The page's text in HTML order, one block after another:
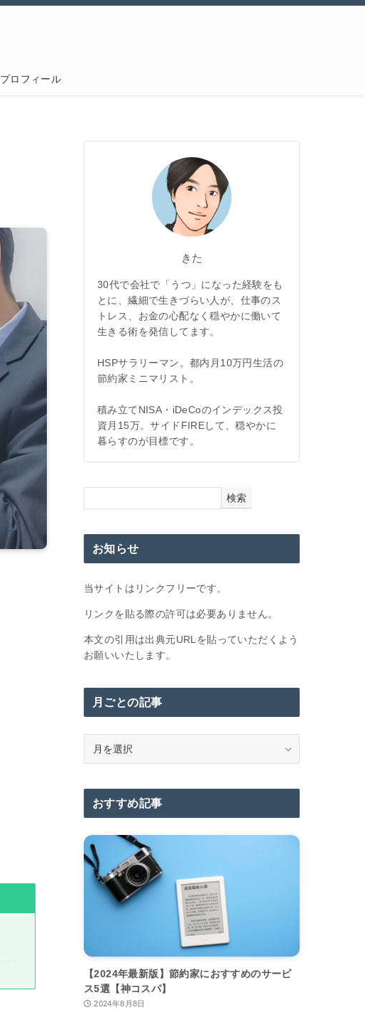
プロフィール
きた
30代で会社で「うつ」になった経験をも
とに、繊細で生きづらい人が、仕事のス
トレス、お金の心配なく穏やかに働いて
生きる術を発信してます。
HSPサラリーマン。都内月10万円生活の
節約家ミニマリスト。
積み立てNISA・iDeCoのインデックス投
資月15万。サイドFIREして、穏やかに
暮らすのが目標です。
検索
お知らせ
当サイトはリンクフリーです。
リンクを貼る際の許可は必要ありません。
本文の引用は出典元URLを貼っていただくよう
お願いいたします。
月ごとの記事
の
記
事
おすすめ記事
【2024年最新版】節約家におすすめのサービ
ス5選【神コスパ】
2024年8月8日